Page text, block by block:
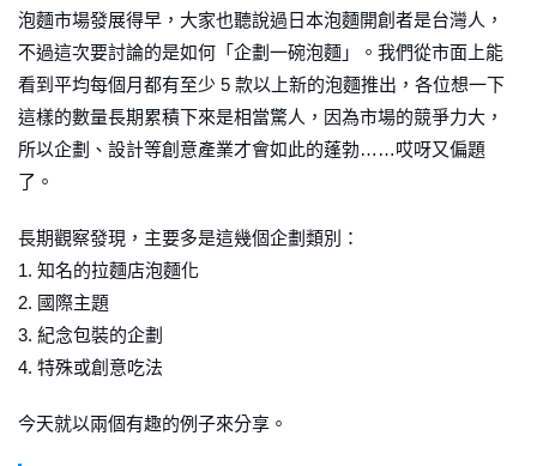
泡麵市場發展得早，大家也聽說過日本泡麵開創者是台灣人，
不過這次要討論的是如何「企劃一碗泡麵」。我們從市面上能
看到平均每個月都有至少 5 款以上新的泡麵推出，各位想一下
這樣的數量長期累積下來是相當驚人，因為市場的競爭力大，
所以企劃、設計等創意產業才會如此的蓬勃……哎呀又偏題
了。
長期觀察發現，主要多是這幾個企劃類別：
1. 知名的拉麵店泡麵化
2. 國際主題
3. 紀念包裝的企劃
4. 特殊或創意吃法
今天就以兩個有趣的例子來分享。